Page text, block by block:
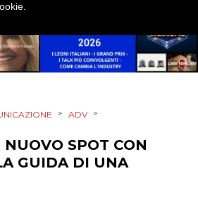
> ADV >
SPOT CON
GUIDA DI UNA